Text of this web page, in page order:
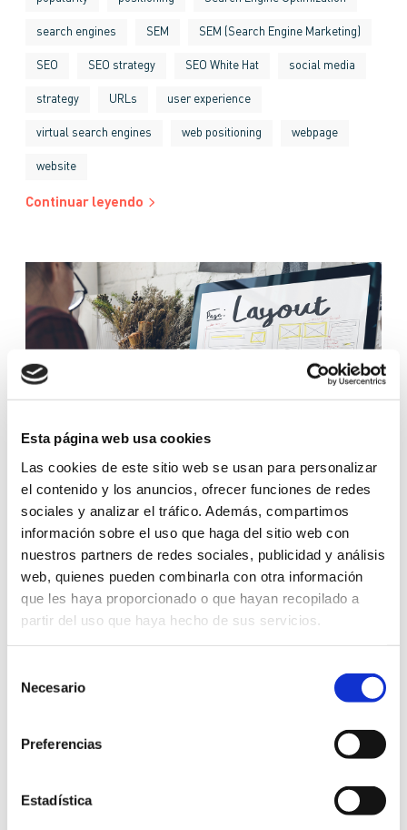
Esta página web usa cookies
Las cookies de este sitio web se usan para personalizar
el contenido y los anuncios, ofrecer funciones de redes
sociales y analizar el tráfico. Además, compartimos
información sobre el uso que haga del sitio web con
nuestros partners de redes sociales, publicidad y análisis
web, quienes pueden combinarla con otra información
que les haya proporcionado o que hayan recopilado a
partir del uso que haya hecho de sus servicios.
Necesario
Preferencias
Estadística
search engines SEM SEM (Search Engine Marketing)
SEO SEO strategy SEO White Hat social media
strategy URLs user experience
virtual search engines web positioning webpage
website
Continuar leyendo
HUMAN TO HUMAN
WHAT IS RESPONSIVE DESIGN?
Escrito el17 de Septemberpor admin
We explain what responsive design is. Learn about the
importance and the benefits of responsive design as
well as the differences between platforms or devices.
brand business devices
responsive web design